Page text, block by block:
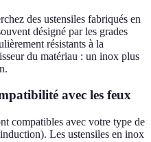
des ustensiles fabriqués en
désigné par les grades
résistants à la
du matériau : un inox plus
avec les feux
compatibles avec votre type de
Les ustensiles en inox